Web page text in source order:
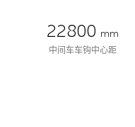
22800 mm
中间车车钩中心距